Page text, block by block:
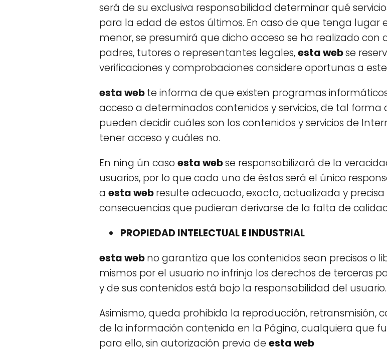
será de su exclusiva responsabilidad determinar qué
para la edad de estos últimos. En caso de que tenga lugar
menor, se presumirá que dicho acceso se ha realizado con
padres, tutores o representantes legales,esta webse
verificaciones y comprobaciones considere oportunas a
esta webte informa de que existen programas
acceso a determinados contenidos y servicios, de tal
pueden decidir cuáles son los contenidos y servicios de
tener acceso y cuáles no.
En ning ún caso esta webse responsabilizará de la
usuarios, por lo que cada uno de éstos será el único
a esta webresulte adecuada, exacta, actualizada y precisa
consecuencias que pudieran derivarse de la falta de
PROPIEDAD INTELECTUAL E INDUSTRIAL
esta webno garantiza que los contenidos sean precisos o
mismos por el usuario no infrinja los derechos de terceras
y de sus contenidos está bajo la responsabilidad del usuario.
Asimismo, queda prohibida la reproducción, retransmisión,
de la información contenida en la Página, cualquiera que
para ello, sin autorización previa de esta web